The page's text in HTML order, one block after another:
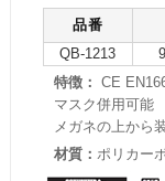
品番
QB-1213
特徴： CE
マスク併用可能
メガネの上から
材質： ポリカー